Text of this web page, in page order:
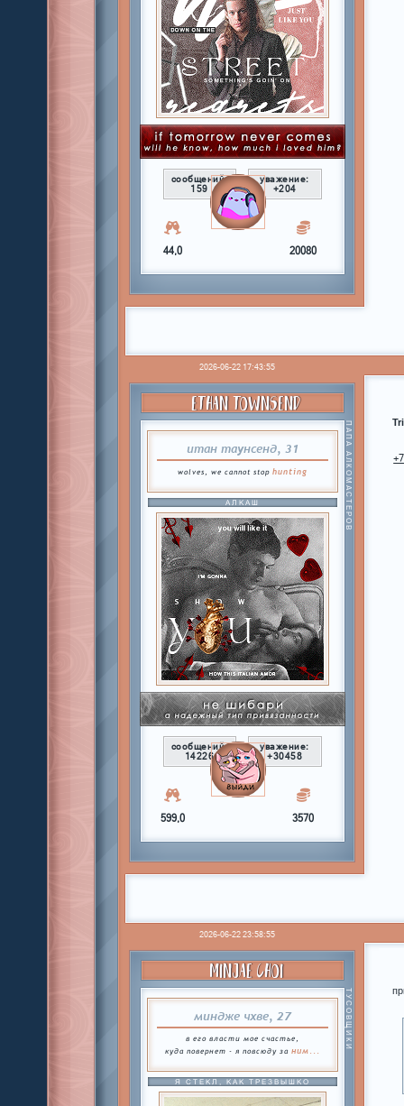
сообщений:
159
уважение:
+204
44,0 20080
2026-06-22 17:43:55
ETHAN TOWNSEND
итан таунсенд, 31
wolves, we cannot stophunting ПАПА АЛКОМАСТЕРОВ
АЛКАШ
сообщений:
14226
уважение:
+30458
599,0 3570
+7
2026-06-22 23:58:55
MINJAE CHOI
миндже чхве, 27
в его власти мое счастье,
куда повернет - я повсюду заним... ТУСОВЩИКИ
Я СТЕКЛ, КАК ТРЕЗВЫШКО